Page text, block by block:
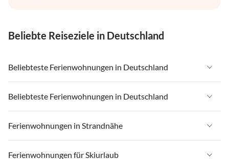
Beliebte Reiseziele in Deutschland
Beliebteste Ferienwohnungen in Deutschland
Ferienwohnungen in Deutschland
Ferienwohnungen in Ostsee
Ferienwohnungen in Nordsee
Beliebteste Ferienwohnungen in Deutschland
Ferienwohnungen in Deutschland
Ferienwohnungen in Ostsee
Ferienwohnungen in Strandnähe
Ferienwohnungen in Strandnähe in Deutschland
Ferienwohnungen für Skiurlaub